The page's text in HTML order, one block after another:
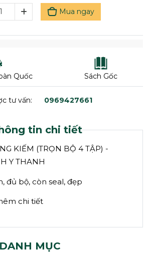
Mua ngay
Quốc Sách Gốc
tư vấn: 0969427661
tin chi tiết
KIẾM (TRỌN BỘ 4 TẬP) -
Y THANH
đủ bộ, còn seal, đẹp
chi tiết
MỤC